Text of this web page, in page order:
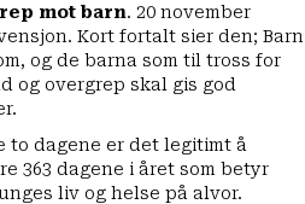
mot barn. 20 november
Kort fortalt sier den; Barn
og de barna som til tross for
og overgrep skal gis god
to dagene er det legitimt å
363 dagene i året som betyr
liv og helse på alvor.